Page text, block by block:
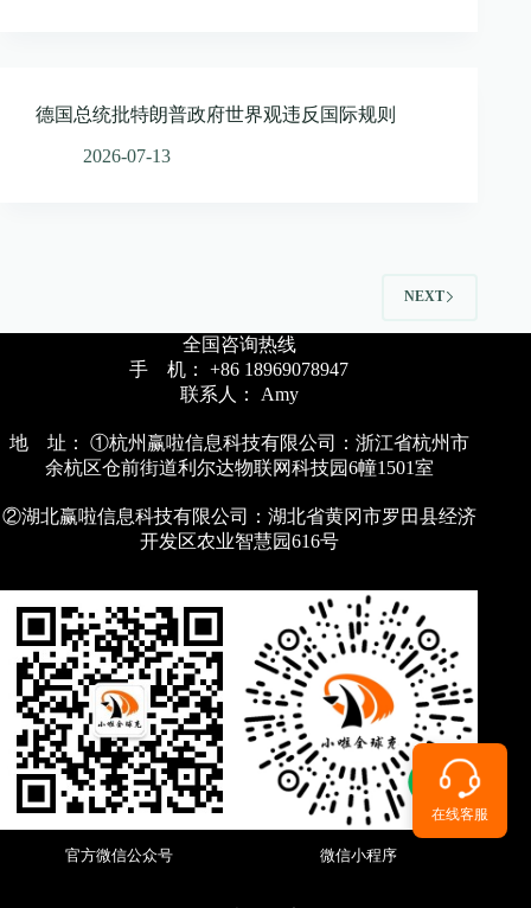
德国总统批特朗普政府世界观违反国际规则
2026-07-13
NEXT
全国咨询热线
手 机： +86 18969078947
联系人： Amy
地 址： ①杭州赢啦信息科技有限公司：浙江省杭州市
余杭区仓前街道利尔达物联网科技园6幢1501室
②湖北赢啦信息科技有限公司：湖北省黄冈市罗田县经济
开发区农业智慧园616号
官方微信公众号 微信小程序
在线客服